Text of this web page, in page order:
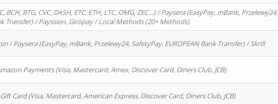
BTG, CVC, DASH, ETC, ETH, LTC, OMG, ZEC…) / Paysera (EasyPay, mBank, Przelewy24,
Transfer) / Payssion, Giropay / Local Methods (20+ Methods)
/ Paysera (EasyPay, mBank, Przelewy24, SafetyPay, EUROPEAN Bank Transfer) / Skrill
Payments (Visa, Mastercard, Amex, Discover Card, Diners Club, JCB)
Card (Visa, Mastercard, American Express, Discover Card, Diners Club, JCB)